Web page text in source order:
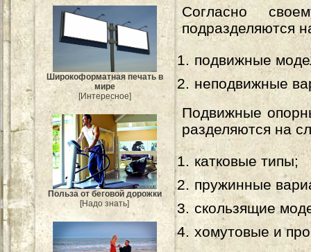
Широкоформатная печать в
мире
[Интересное]
Польза от беговой дорожки
[Надо знать]
Согласно
подразделяются
подвижные
неподвижные
Подвижные
разделяются на
катковые типы;
пружинные
скользящие
хомутовые и